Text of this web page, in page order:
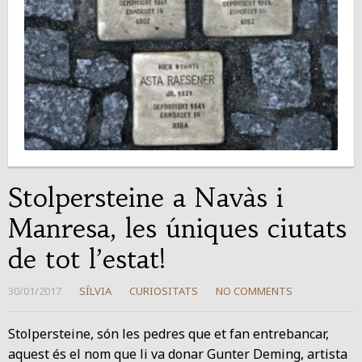
Stolpersteine a Navàs i
Manresa, les úniques ciutats
de tot l’estat!
30/01/2017 SÍLVIA CURIOSITATS NO COMMENTS
Stolpersteine, són les pedres que et fan entrebancar,
aquest és el nom que li va donar Gunter Deming, artista